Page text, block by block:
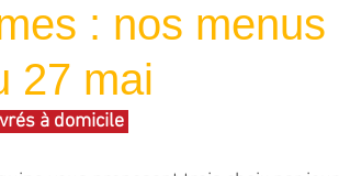
: nos menus
27 mai
à domicile